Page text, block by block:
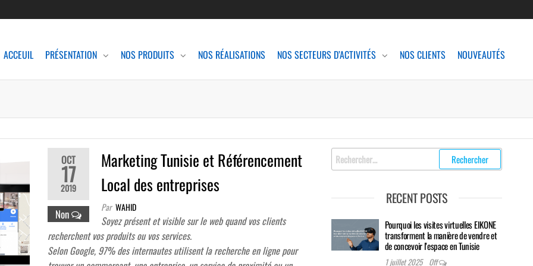
ACCEUIL PRÉSENTATION NOS PRODUITS NOS RÉALISATIONS NOS SECTEURS D’ACTIVITÉS NOS CLIENTS NOUVEAUTÉS
OCT
17
2019
Non
Marketing Tunisie et Référencement
Local des entreprises
Par WAHID
Soyez présent et visible sur le web quand vos clients
recherchent vos produits ou vos services.
Selon Google, 97% des internautes utilisent la recherche en ligne pour
Rechercher
:
RECENT POSTS
Pourquoi les visites virtuelles EIKONE
transforment la manière de vendre et
de concevoir l’espace en Tunisie
1 juillet 2025 Off